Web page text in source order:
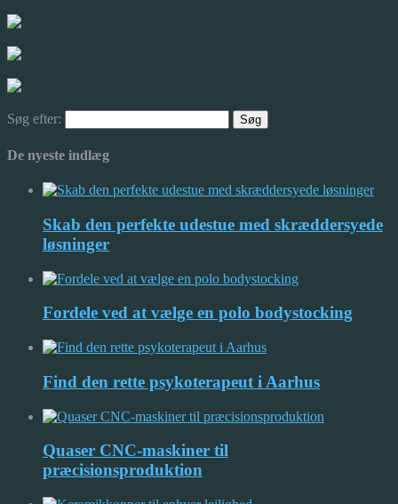
Søg efter:
De nyeste indlæg
Skab den perfekte udestue med skræddersyede
løsninger
Fordele ved at vælge en polo bodystocking
Find den rette psykoterapeut i Aarhus
Quaser CNC-maskiner til
præcisionsproduktion